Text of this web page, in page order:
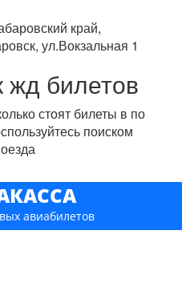
край,
ул.Вокзальная 1
жд билетов
стоят билеты в по
поиском
авиабилетов